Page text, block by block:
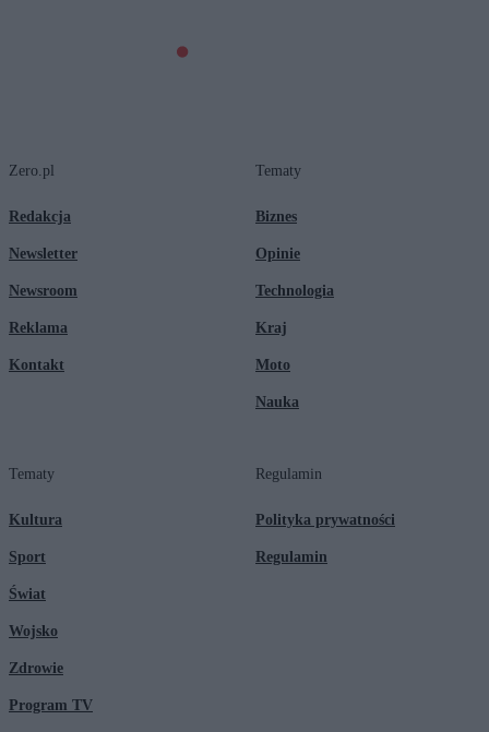
Zero.pl
Redakcja
Newsletter
Newsroom
Reklama
Kontakt
Tematy
Biznes
Opinie
Technologia
Kraj
Moto
Nauka
Tematy
Kultura
Sport
Świat
Wojsko
Zdrowie
Program TV
Regulamin
Polityka prywatności
Regulamin